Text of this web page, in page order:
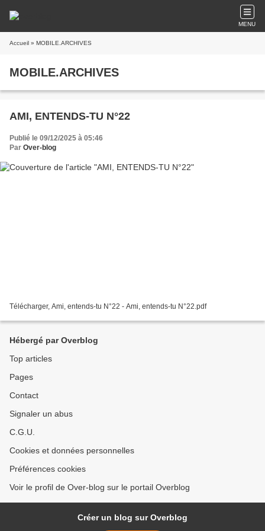
MENU
Accueil » MOBILE.ARCHIVES
MOBILE.ARCHIVES
AMI, ENTENDS-TU N°22
Publié le 09/12/2025 à 05:46
Par Over-blog
Télécharger, Ami, entends-tu N°22 - Ami, entends-tu N°22.pdf
Hébergé par Overblog
Top articles
Pages
Contact
Signaler un abus
C.G.U.
Cookies et données personnelles
Préférences cookies
Voir le profil de Over-blog sur le portail Overblog
Créer un blog sur Overblog